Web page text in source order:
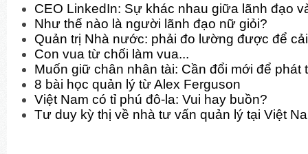
CEO LinkedIn: Sự khác nhau giữa lãnh đạo
Như thế nào là người lãnh đạo nữ giỏi?
Quản trị Nhà nước: phải đo lường được để
Con vua từ chối làm vua...
Muốn giữ chân nhân tài: Cần đổi mới để phát
8 bài học quản lý từ Alex Ferguson
Việt Nam có tỉ phú đô-la: Vui hay buồn?
Tư duy kỳ thị về nhà tư vấn quản lý tại Việt